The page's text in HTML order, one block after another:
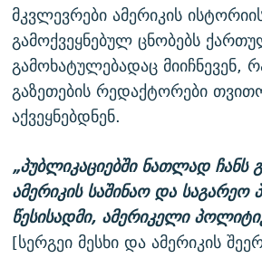
მკვლევრები ამერიკის
გამოქვეყნებულ ცნობებს
გამოხატულებადაც
გაზეთების რედაქტორები
აქვეყნებდნენ.
„პუბლიკაციებში ნათლად
ამერიკის საშინაო და
წესისადმი, ამერიკელი
[სერგეი მესხი და ამერიკის